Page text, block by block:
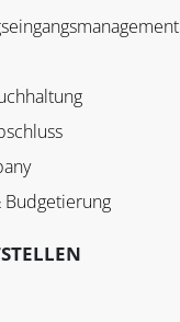
Budgetierung